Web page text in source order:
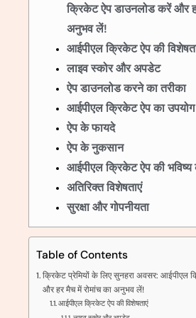
क्रिकेट ऐप डाउनलोड करें और
अनुभव लें!
आईपीएल क्रिकेट ऐप की
लाइव स्कोर और अपडेट
ऐप डाउनलोड करने का तरीका
आईपीएल क्रिकेट ऐप का
ऐप के फायदे
ऐप के नुकसान
आईपीएल क्रिकेट ऐप की भविष्य
अतिरिक्त विशेषताएं
सुरक्षा और गोपनीयता
Table of Contents
क्रिकेट प्रेमियों के लिए सुनहरा अवसर: आईपीएल
और हर मैच में रोमांच का अनुभव लें!
आईपीएल क्रिकेट ऐप की विशेषताएं